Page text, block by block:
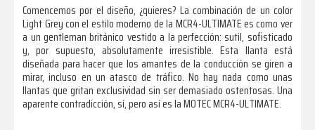
Comencemos por el diseño, ¿quieres? La combinación de un color
Light Grey con el estilo moderno de la MCR4-ULTIMATE es como ver
a un gentleman británico vestido a la perfección: sutil, sofisticado
y, por supuesto, absolutamente irresistible. Esta llanta está
diseñada para hacer que los amantes de la conducción se giren a
mirar, incluso en un atasco de tráfico. No hay nada como unas
llantas que gritan exclusividad sin ser demasiado ostentosas. Una
aparente contradicción, sí, pero así es la MOTEC MCR4-ULTIMATE.